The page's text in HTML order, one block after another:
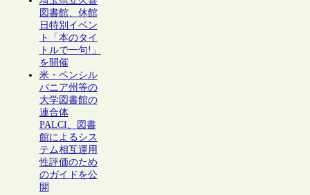
図書館、休館
日特別イベン
ト「本のタイ
トルで一句!」
を開催
米・ペンシル
バニア州等の
大学図書館の
連合体
PALCI、図書
館によるシス
テム相互運用
性評価のため
のガイドを公
開